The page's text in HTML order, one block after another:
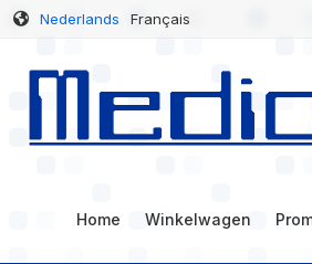
Overslaan en naar de inhoud gaan
Nederlands Français
Home Winkelwagen